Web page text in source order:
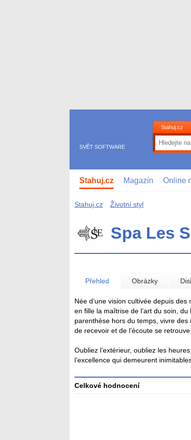
SVĚT SOFTWARE
Stahuj.cz
Stahuj.cz Magazín Online
Stahuj.cz Životní styl
Spa Les
Přehled Obrázky
Née d’une vision cultivée depuis
en fille la maîtrise de l’art du soin,
parenthèse hors du temps, vivre des
de recevoir et de l’écoute se
Oubliez l’extérieur, oubliez les
l’excellence qui demeurent
Celkové hodnocení